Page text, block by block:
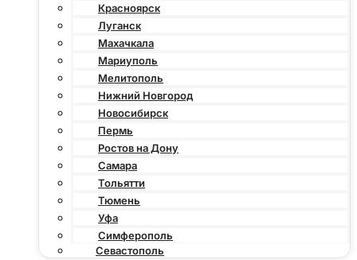
Красноярск
Луганск
Махачкала
Мариуполь
Мелитополь
Нижний Новгород
Новосибирск
Пермь
Ростов на Дону
Самара
Тольятти
Тюмень
Уфа
Симферополь
Севастополь